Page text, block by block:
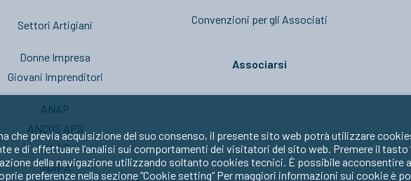
Settori Artigiani
Donne Impresa
Giovani Imprenditori
ANAP
ANCOS APS
CAAF
INAPA
Convenzioni per gli Associati
Associarsi
che previa acquisizione del suo consenso, il presente sito web potrà utilizzare
e di effettuare l’analisi sui comportamenti dei visitatori del sito web. Premere il
della navigazione utilizzando soltanto cookies tecnici. È possibile acconsentire
preferenze nella sezione “Cookie setting” Per maggiori informazioni sui cookie è